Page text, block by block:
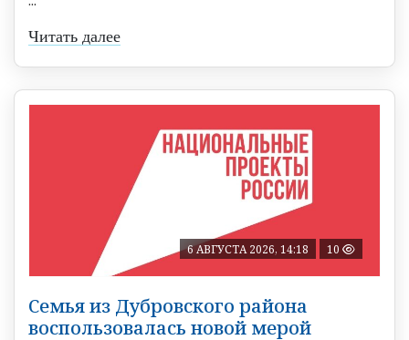
Читать далее
6 АВГУСТА 2026, 14:18 10
Семья из Дубровского района
воспользовалась новой мерой